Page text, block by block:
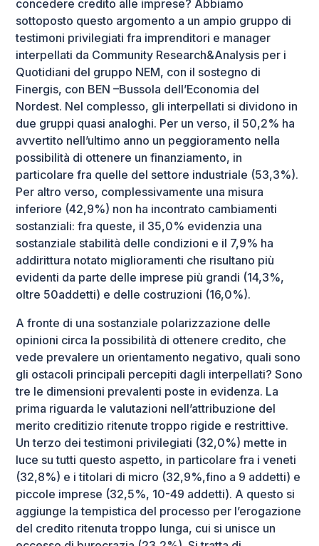
concedere credito alle imprese? Abbiamo
sottoposto questo argomento a un ampio gruppo di
testimoni privilegiati fra imprenditori e manager
interpellati da Community Research&Analysis per i
Quotidiani del gruppo NEM, con il sostegno di
Finergis, con BEN –Bussola dell’Economia del
Nordest. Nel complesso, gli interpellati si dividono in
due gruppi quasi analoghi. Per un verso, il 50,2% ha
avvertito nell’ultimo anno un peggioramento nella
possibilità di ottenere un finanziamento, in
particolare fra quelle del settore industriale (53,3%).
Per altro verso, complessivamente una misura
inferiore (42,9%) non ha incontrato cambiamenti
sostanziali: fra queste, il 35,0% evidenzia una
sostanziale stabilità delle condizioni e il 7,9% ha
addirittura notato miglioramenti che risultano più
evidenti da parte delle imprese più grandi (14,3%,
oltre 50addetti) e delle costruzioni (16,0%).
A fronte di una sostanziale polarizzazione delle
opinioni circa la possibilità di ottenere credito, che
vede prevalere un orientamento negativo, quali sono
gli ostacoli principali percepiti dagli interpellati? Sono
tre le dimensioni prevalenti poste in evidenza. La
prima riguarda le valutazioni nell’attribuzione del
merito creditizio ritenute troppo rigide e restrittive.
Un terzo dei testimoni privilegiati (32,0%) mette in
luce su tutti questo aspetto, in particolare fra i veneti
(32,8%) e i titolari di micro (32,9%,fino a 9 addetti) e
piccole imprese (32,5%, 10-49 addetti). A questo si
aggiunge la tempistica del processo per l’erogazione
del credito ritenuta troppo lunga, cui si unisce un